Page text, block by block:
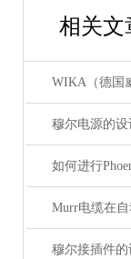
相关文
穆尔电源的